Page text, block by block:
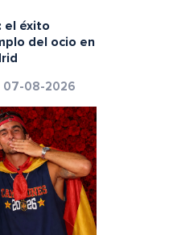
el éxito
del ocio en
07-08-2026